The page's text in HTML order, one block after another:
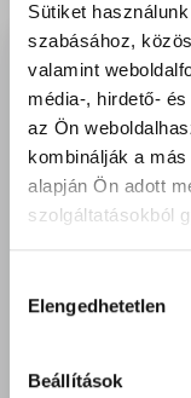
Sütiket
szabásához,
valamint
média-, hirdető-
az Ön
kombinálják a
alapján Ön adott
szolgáltatásokból
kiválasztása
Elengedhetetlen
Beállítások
Illatosított
zsíros felületek
kőfelületek